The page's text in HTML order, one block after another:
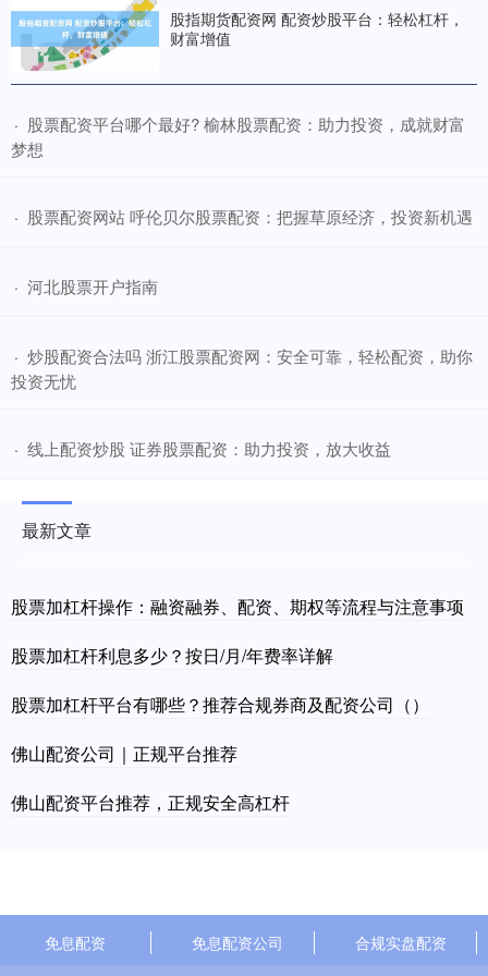
股指期货配资网 配资炒股平台：轻松杠杆，
财富增值
· ​股票配资平台哪个最好? 榆林股票配资：助力投资，成就财富
梦想
· ​股票配资网站 呼伦贝尔股票配资：把握草原经济，投资新机遇
· ​河北股票开户指南
· ​炒股配资合法吗 浙江股票配资网：安全可靠，轻松配资，助你
投资无忧
· ​线上配资炒股 证券股票配资：助力投资，放大收益
最新文章
股票加杠杆操作：融资融券、配资、期权等流程与注意事项
股票加杠杆利息多少？按日/月/年费率详解
股票加杠杆平台有哪些？推荐合规券商及配资公司（）
佛山配资公司｜正规平台推荐
佛山配资平台推荐，正规安全高杠杆
免息配资 免息配资公司 合规实盘配资